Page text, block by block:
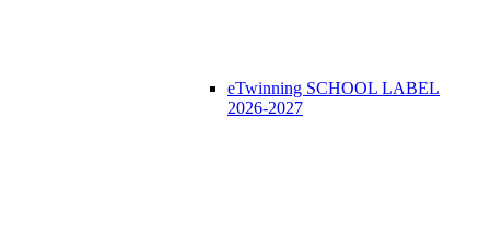
eTwinning SCHOOL LABEL
2026-2027